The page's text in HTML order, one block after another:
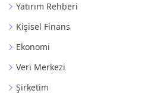
Yatırım Rehberi
Kişisel Finans
Ekonomi
Veri Merkezi
Şirketim